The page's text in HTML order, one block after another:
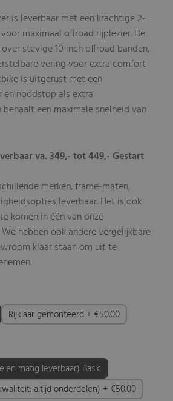
is leverbaar met een krachtige 2-
maximaal offroad rijplezier. De
stevige 10 inch offroad banden,
vering voor extra comfort
is uitgerust met een
en noodstop als extra
een maximale snelheid van
va. 349,- tot 449,- Gestart
merken, frame-maten,
leverbaar. Het is ook
komen in één van onze
We hebben ook andere vergelijkbare
klaar staan om uit te
Rijklaar gemonteerd + €50.00
matig leverbaar) Basic
altijd onderdelen) + €50.00